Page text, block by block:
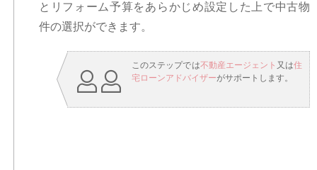
とリフォーム予算をあらかじめ設定した上で中古物
件の選択ができます。
このステップでは不動産エージェント 又は住
宅ローンアドバイザーがサポートします。